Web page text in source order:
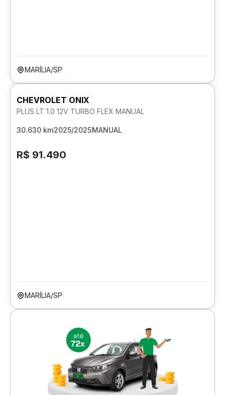
MARÍLIA/SP
CHEVROLET ONIX
PLUS LT 1.0 12V TURBO FLEX MANUAL
30.630 km2025/2025MANUAL
R$ 91.490
MARÍLIA/SP